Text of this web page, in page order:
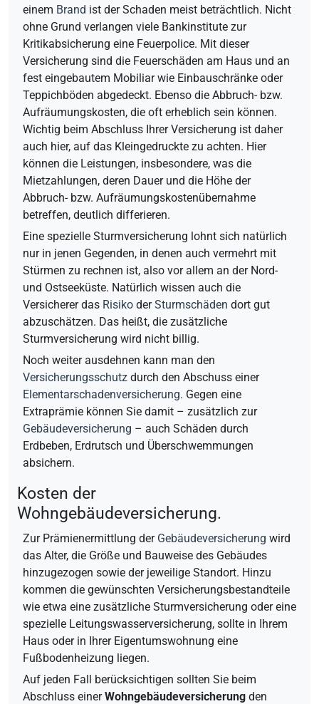
einem Brand ist der Schaden meist beträchtlich. Nicht
ohne Grund verlangen viele Bankinstitute zur
Kritikabsicherung eine Feuerpolice. Mit dieser
Versicherung sind die Feuerschäden am Haus und an
fest eingebautem Mobiliar wie Einbauschränke oder
Teppichböden abgedeckt. Ebenso die Abbruch- bzw.
Aufräumungskosten, die oft erheblich sein können.
Wichtig beim Abschluss Ihrer Versicherung ist daher
auch hier, auf das Kleingedruckte zu achten. Hier
können die Leistungen, insbesondere, was die
Mietzahlungen, deren Dauer und die Höhe der
Abbruch- bzw. Aufräumungskostenübernahme
betreffen, deutlich differieren.
Eine spezielle Sturmversicherung lohnt sich natürlich
nur in jenen Gegenden, in denen auch vermehrt mit
Stürmen zu rechnen ist, also vor allem an der Nord-
und Ostseeküste. Natürlich wissen auch die
Versicherer das Risiko derSturmschäden dort gut
abzuschätzen. Das heißt, die zusätzliche
Sturmversicherung wird nicht billig.
Noch weiter ausdehnen kann man den
Versicherungsschutz durch den Abschuss einer
Elementarschadenversicherung. Gegen eine
Extraprämie können Sie damit – zusätzlich zur
Gebäudeversicherung – auch Schäden durch
Erdbeben, Erdrutsch und Überschwemmungen
absichern.
Kosten der
Wohngebäudeversicherung.
Zur Prämienermittlung der Gebäudeversicherung wird
das Alter, die Größe und Bauweise des Gebäudes
hinzugezogen sowie der jeweilige Standort. Hinzu
kommen die gewünschten Versicherungsbestandteile
wie etwa eine zusätzliche Sturmversicherung oder eine
spezielle Leitungswasserversicherung, sollte in Ihrem
Haus oder in Ihrer Eigentumswohnung eine
Fußbodenheizung liegen.
Auf jeden Fall berücksichtigen sollten Sie beim
Abschluss einerWohngebäudeversicherung den